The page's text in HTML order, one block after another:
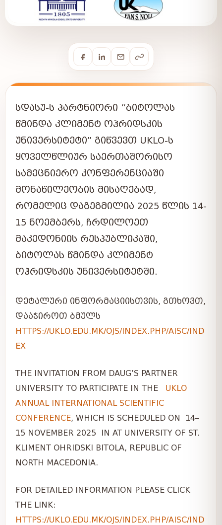
ᲡᲓᲐᲡᲣ-Ს ᲞᲐᲠᲢᲜᲘᲝᲠᲘ “ᲑᲘᲢᲝᲚᲐᲡ
ᲬᲛᲘᲜᲓᲐ ᲙᲚᲘᲛᲔᲜᲢ ᲝᲰᲠᲘᲓᲡᲙᲘᲡ
ᲣᲜᲘᲕᲔᲠᲡᲘᲢᲔᲢᲘ” ᲒᲘᲬᲕᲔᲕᲗ UKLO-Ს
ᲧᲝᲕᲔᲚᲬᲚᲘᲣᲠ ᲡᲐᲔᲠᲗᲐᲨᲝᲠᲘᲡᲝ
ᲡᲐᲛᲔᲪᲜᲘᲔᲠᲝ ᲙᲝᲜᲤᲔᲠᲔᲜᲪᲘᲐᲨᲘ
ᲛᲝᲜᲐᲬᲘᲚᲔᲝᲑᲘᲡ ᲛᲘᲡᲐᲦᲔᲑᲐᲓ,
ᲠᲝᲛᲔᲚᲘᲪ ᲓᲐᲒᲔᲒᲛᲘᲚᲘᲐ 2025 ᲬᲚᲘᲡ 14-
15 ᲜᲝᲔᲛᲑᲔᲠᲡ, ᲩᲠᲓᲘᲚᲝᲔᲗ
ᲛᲐᲙᲔᲓᲝᲜᲘᲘᲡ ᲠᲔᲡᲞᲣᲑᲚᲘᲙᲐᲨᲘ,
ᲑᲘᲢᲝᲚᲐᲡ ᲬᲛᲘᲜᲓᲐ ᲙᲚᲘᲛᲔᲜᲢ
ᲝᲰᲠᲘᲓᲡᲙᲘᲡ ᲣᲜᲘᲕᲔᲠᲡᲘᲢᲔᲢᲨᲘ.
ᲓᲔᲢᲐᲚᲣᲠᲘ ᲘᲜᲤᲝᲠᲛᲐᲪᲘᲘᲡᲗᲕᲘᲡ, ᲒᲗᲮᲝᲕᲗ,
ᲓᲐᲐᲭᲘᲠᲝᲗ ᲑᲛᲣᲚᲡ
HTTPS://UKLO.EDU.MK/OJS/INDEX.PHP/AISC/IND
EX
THE INVITATION FROM DAUG’S PARTNER
UNIVERSITY TO PARTICIPATE IN THE UKLO
ANNUAL INTERNATIONAL SCIENTIFIC
CONFERENCE, WHICH IS SCHEDULED ON 14–
15 NOVEMBER 2025 IN AT UNIVERSITY OF ST.
KLIMENT OHRIDSKI BITOLA, REPUBLIC OF
NORTH MACEDONIA.
FOR DETAILED INFORMATION PLEASE CLICK
THE LINK:
HTTPS://UKLO.EDU.MK/OJS/INDEX.PHP/AISC/IND